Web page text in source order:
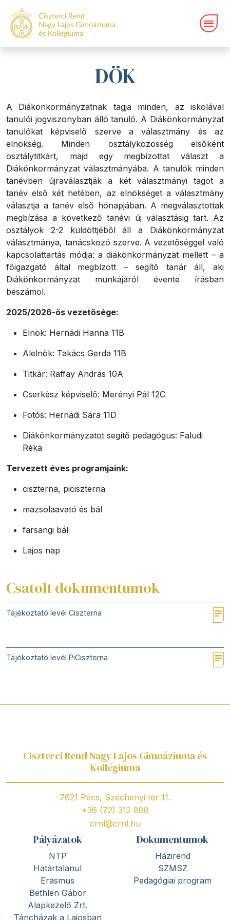
DÖK
A Diákönkormányzatnak tagja minden, az iskolával
tanulói jogviszonyban álló tanuló. A Diákönkormányzat
tanulókat képviselő szerve a választmány és az
elnökség. Minden osztályközösség elsőként
osztálytitkárt, majd egy megbízottat választ a
Diákönkormányzat választmányába. A tanulók minden
tanévben újraválasztják a két választmányi tagot a
tanév első két hetében, az elnökséget a választmány
választja a tanév első hónapjában. A megválasztottak
megbízása a következő tanévi új választásig tart. Az
osztályok 2-2 küldöttjéből áll a Diákönkormányzat
választmánya, tanácskozó szerve. A vezetőséggel való
kapcsolattartás módja: a diákönkormányzat mellett – a
főigazgató által megbízott – segítő tanár áll, aki
Diákönkormányzat munkájáról évente írásban
beszámol.
2025/2026-ös vezetősége:
Elnök: Hernádi Hanna 11B
Alelnök: Takács Gerda 11B
Titkár: Raffay András 10A
Cserkész képviselő: Merényi Pál 12C
Fotós: Hernádi Sára 11D
Diákönkormányzatot segítő pedagógus: Faludi
Réka
Tervezett éves programjaink:
ciszterna, piciszterna
mazsolaavató és bál
farsangi bál
Lajos nap
Csatolt dokumentumok
Tájékoztató levél Ciszterna
Tájékoztató levél PiCiszterna
Ciszterci Rend Nagy Lajos Gimnáziuma és
Kollégiuma
7621 Pécs, Széchenyi tér 11.
+36 (72) 312 888
crnl@crnl.hu
Pályázatok
NTP
Határtalanul
Erasmus
Bethlen Gábor
Alapkezelő Zrt.
Táncházak a Lajosban
Dokumentumok
Házirend
SZMSZ
Pedagógiai program